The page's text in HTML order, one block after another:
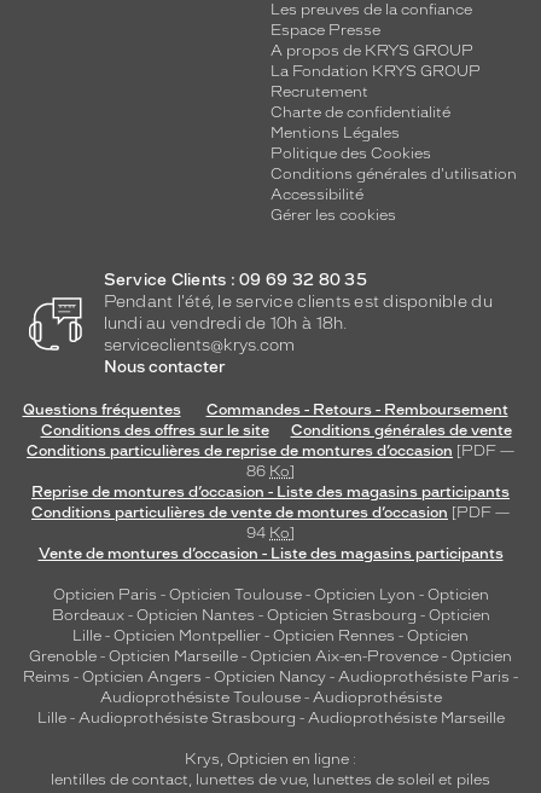
Les preuves de la confiance
Espace Presse
A propos de KRYS GROUP
La Fondation KRYS GROUP
Recrutement
Charte de confidentialité
Mentions Légales
Politique des Cookies
Conditions générales d'utilisation
Accessibilité
Gérer les cookies
Service Clients : 09 69 32 80 35
Pendant l'été, le service clients est disponible du
lundi au vendredi de 10h à 18h.
serviceclients@krys.com
Nous contacter
Questions fréquentes
Commandes - Retours - Remboursement
Conditions des offres sur le site
Conditions générales de vente
Conditions particulières de reprise de montures d’occasion [PDF —
86 Ko]
Reprise de montures d’occasion - Liste des magasins participants
Conditions particulières de vente de montures d’occasion [PDF —
94 Ko]
Vente de montures d’occasion - Liste des magasins participants
Opticien Paris - Opticien Toulouse- Opticien Lyon - Opticien
Bordeaux- Opticien Nantes - Opticien Strasbourg - Opticien
Lille - Opticien Montpellier - Opticien Rennes - Opticien
Grenoble - Opticien Marseille - Opticien Aix-en-Provence - Opticien
Reims - Opticien Angers - Opticien Nancy - Audioprothésiste Paris -
Audioprothésiste Toulouse- Audioprothésiste
Lille- Audioprothésiste Strasbourg - Audioprothésiste Marseille
Krys, Opticien en ligne :
lentilles de contact, lunettes de vue, lunettes de soleil et piles